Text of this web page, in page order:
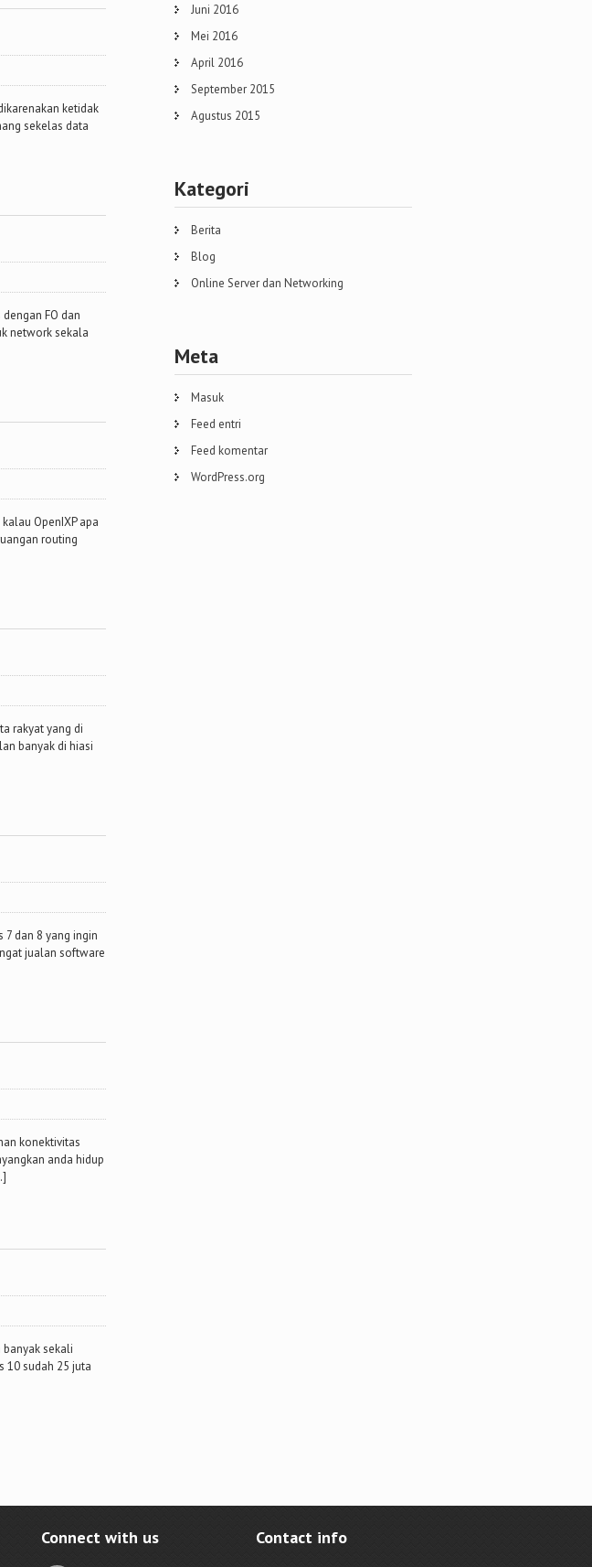
ketidak
sekelas data
FO dan
network sekala
OpenIXP apa
routing
rakyat yang di
banyak di hiasi
dan 8 yang ingin
jualan software
konektivitas
anda hidup
sekali
10 sudah 25 juta
Juni 2016
Mei 2016
April 2016
September 2015
Agustus 2015
Kategori
Berita
Blog
Online Server dan Networking
Meta
Masuk
Feed entri
Feed komentar
WordPress.org
Connect with us Contact info